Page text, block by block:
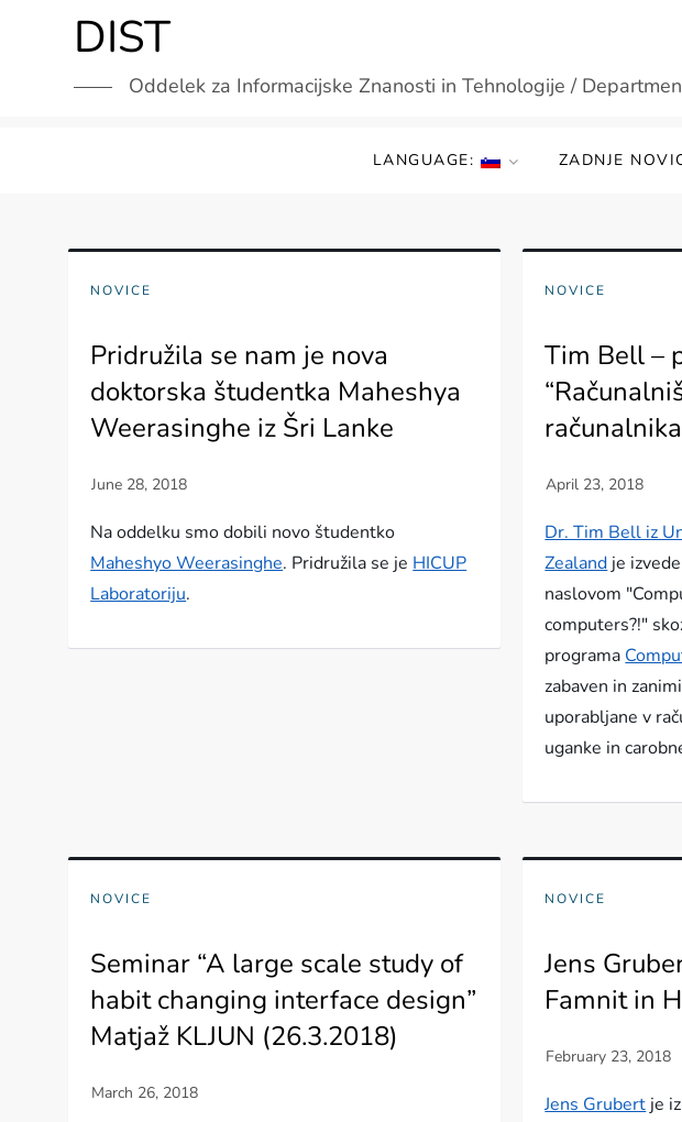
DIST
Oddelek za Informacijske Znanosti in Tehnologije /
LANGUAGE: ZADNJE
NOVICE
Pridružila se nam je nova
doktorska študentka Maheshya
Weerasinghe iz Šri Lanke
Na oddelku smo dobili novo študentko
Maheshyo Weerasinghe. Pridružila se je HICUP
Laboratoriju.
NOVICE
Tim Bell –
Dr. Tim Bell iz
Zealand je
naslovom
computers?!"
programa
zabaven in
uporabljane v
uganke in
NOVICE
Seminar “A large scale study of
habit changing interface design”
Matjaž KLJUN (26.3.2018)
NOVICE
Jens
Famnit in
Jens Grubert je